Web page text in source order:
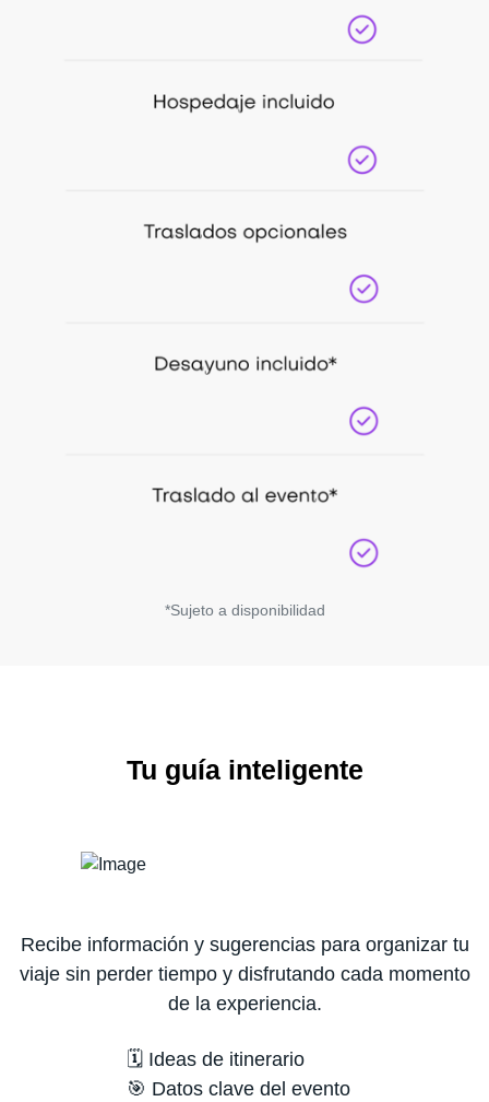
*Sujeto a disponibilidad
Tu guía inteligente
Recibe información y sugerencias para organizar tu
viaje sin perder tiempo y disfrutando cada momento
de la experiencia.
🗓️ Ideas de itinerario
🎯 Datos clave del evento